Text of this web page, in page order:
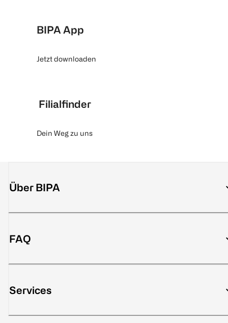
BIPA App
Jetzt downloaden
Filialfinder
Dein Weg zu uns
Über BIPA
FAQ
Services